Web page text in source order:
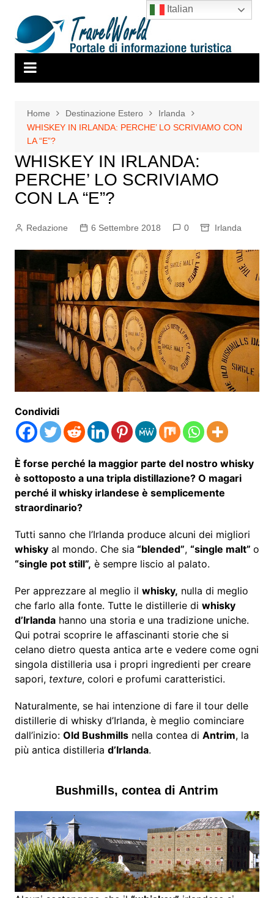
contenuto
Home Destinazione Estero
Irlanda
WHISKEY IN IRLANDA: PERCHE’ LO SCRIVIAMO CON
LA “E”?
WHISKEY IN IRLANDA:
PERCHE’ LO SCRIVIAMO
CON LA “E”?
Redazione 6 Settembre 2018 0 Irlanda
Condividi
È forse perché la maggior parte del nostro whisky
è sottoposto a una tripla distillazione? O magari
perché il whisky irlandese è semplicemente
straordinario?
Tutti sanno che l’Irlanda produce alcuni dei migliori
whiskyal mondo. Che sia “blended”, “single malt” o
“single pot still”, è sempre liscio al palato.
Per apprezzare al meglio il whisky, nulla di meglio
che farlo alla fonte. Tutte le distillerie di whisky
d’Irlandahanno una storia e una tradizione uniche.
Qui potrai scoprire le affascinanti storie che si
celano dietro questa antica arte e vedere come ogni
singola distilleria usa i propri ingredienti per creare
sapori, texture, colori e profumi caratteristici.
Naturalmente, se hai intenzione di fare il tour delle
distillerie di whisky d’Irlanda, è meglio cominciare
dall’inizio: Old Bushmillsnella contea di Antrim, la
più antica distilleria d’Irlanda.
Bushmills, contea di Antrim
Italian